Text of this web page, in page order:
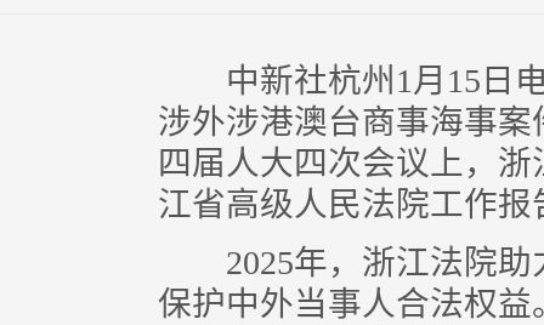
中新社杭州1月15日电
涉外涉港澳台商事海事案
四届人大四次会议上，
江省高级人民法院工作
2025年，浙江法院助
保护中外当事人合法权